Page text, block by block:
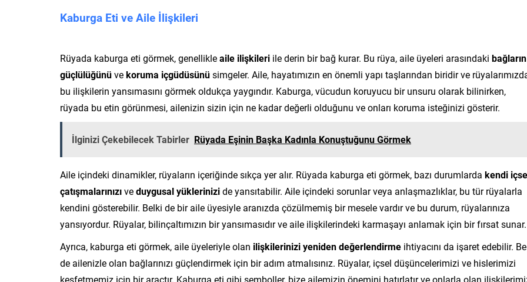
Kaburga Eti ve Aile İlişkileri
Rüyada kaburga eti görmek, genellikleaile ilişkileri ile derin bir bağ kurar. Bu rüya, aile üyeleri arasındaki bağların
güçlülüğünüvekoruma içgüdüsünüsimgeler. Aile, hayatımızın en önemli yapı taşlarından biridir ve
bu ilişkilerin yansımasını görmek oldukça yaygındır. Kaburga, vücudun koruyucu bir unsuru olarak bilinirken,
rüyada bu etin görünmesi, ailenizin sizin için ne kadar değerli olduğunu ve onları koruma isteğinizi gösterir.
İlginizi Çekebilecek Tabirler Rüyada Eşinin Başka Kadınla Konuştuğunu Görmek
Aile içindeki dinamikler, rüyaların içeriğinde sıkça yer alır. Rüyada kaburga eti görmek, bazı durumlarda kendi
çatışmalarınızıveduygusal yüklerinizide yansıtabilir. Aile içindeki sorunlar veya anlaşmazlıklar, bu tür rüyalarla
kendini gösterebilir. Belki de bir aile üyesiyle aranızda çözülmemiş bir mesele vardır ve bu durum, rüyalarınıza
yansıyordur. Rüyalar, bilinçaltımızın bir yansımasıdır ve aile ilişkilerindeki karmaşayı anlamak için bir fırsat sunar.
Ayrıca, kaburga eti görmek, aile üyeleriyle olan ilişkilerinizi yeniden değerlendirme ihtiyacını da işaret edebilir.
de ailenizle olan bağlarınızı güçlendirmek için bir adım atmalısınız. Rüyalar, içsel düşüncelerimizi ve hislerimizi
keşfetmemiz için bir araçtır. Kaburga eti gibi semboller, bize ailemizin önemini hatırlatır ve onlarla olan